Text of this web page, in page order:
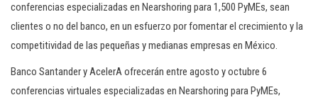
conferencias especializadas en Nearshoring para 1,500 PyMEs, sean
clientes o no del banco, en un esfuerzo por fomentar el crecimiento y la
competitividad de las pequeñas y medianas empresas en México.
Banco Santander y AcelerA ofrecerán entre agosto y octubre 6
conferencias virtuales especializadas en Nearshoring para PyMEs,